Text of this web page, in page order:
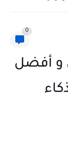
0
و أفضل